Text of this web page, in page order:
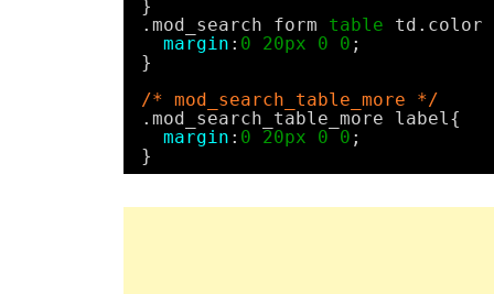
}
.mod_search form table
td.color
margin : 0 20px 0 0 ;
}
/* mod_search_table_more */
.mod_search_table_more label{
margin : 0 20px 0 0 ;
}